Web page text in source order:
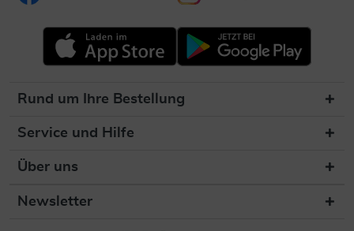
Rund um Ihre Bestellung
Service und Hilfe
Über uns
Newsletter